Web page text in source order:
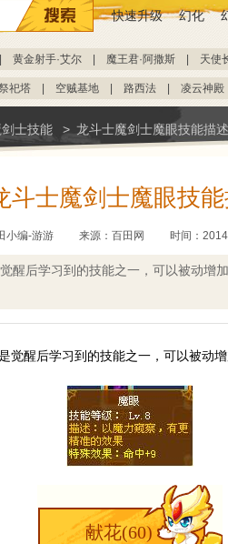
快速升级 幻化
黄金射手·艾尔 魔王君·阿撒斯 天使
祀塔 空贼基地 路西法 凌云神殿
士技能 > 龙斗士魔剑士魔眼技能描述
斗士魔剑士魔眼技
小编-游游 来源： 百田网 时间：
醒后学习到的技能之一，可以被动增
觉醒后学习到的技能之一，可以被动
献花(60)